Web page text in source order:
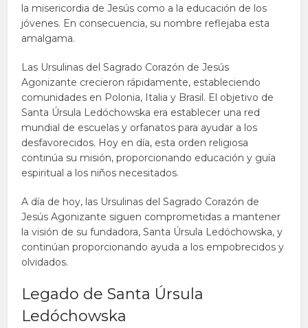
la misericordia de Jesús como a la educación de los
jóvenes. En consecuencia, su nombre reflejaba esta
amalgama.
Las Ursulinas del Sagrado Corazón de Jesús
Agonizante crecieron rápidamente, estableciendo
comunidades en Polonia, Italia y Brasil. El objetivo de
Santa Úrsula Ledóchowska era establecer una red
mundial de escuelas y orfanatos para ayudar a los
desfavorecidos. Hoy en día, esta orden religiosa
continúa su misión, proporcionando educación y guía
espiritual a los niños necesitados.
A día de hoy, las Ursulinas del Sagrado Corazón de
Jesús Agonizante siguen comprometidas a mantener
la visión de su fundadora, Santa Úrsula Ledóchowska, y
continúan proporcionando ayuda a los empobrecidos y
olvidados.
Legado de Santa Úrsula
Ledóchowska